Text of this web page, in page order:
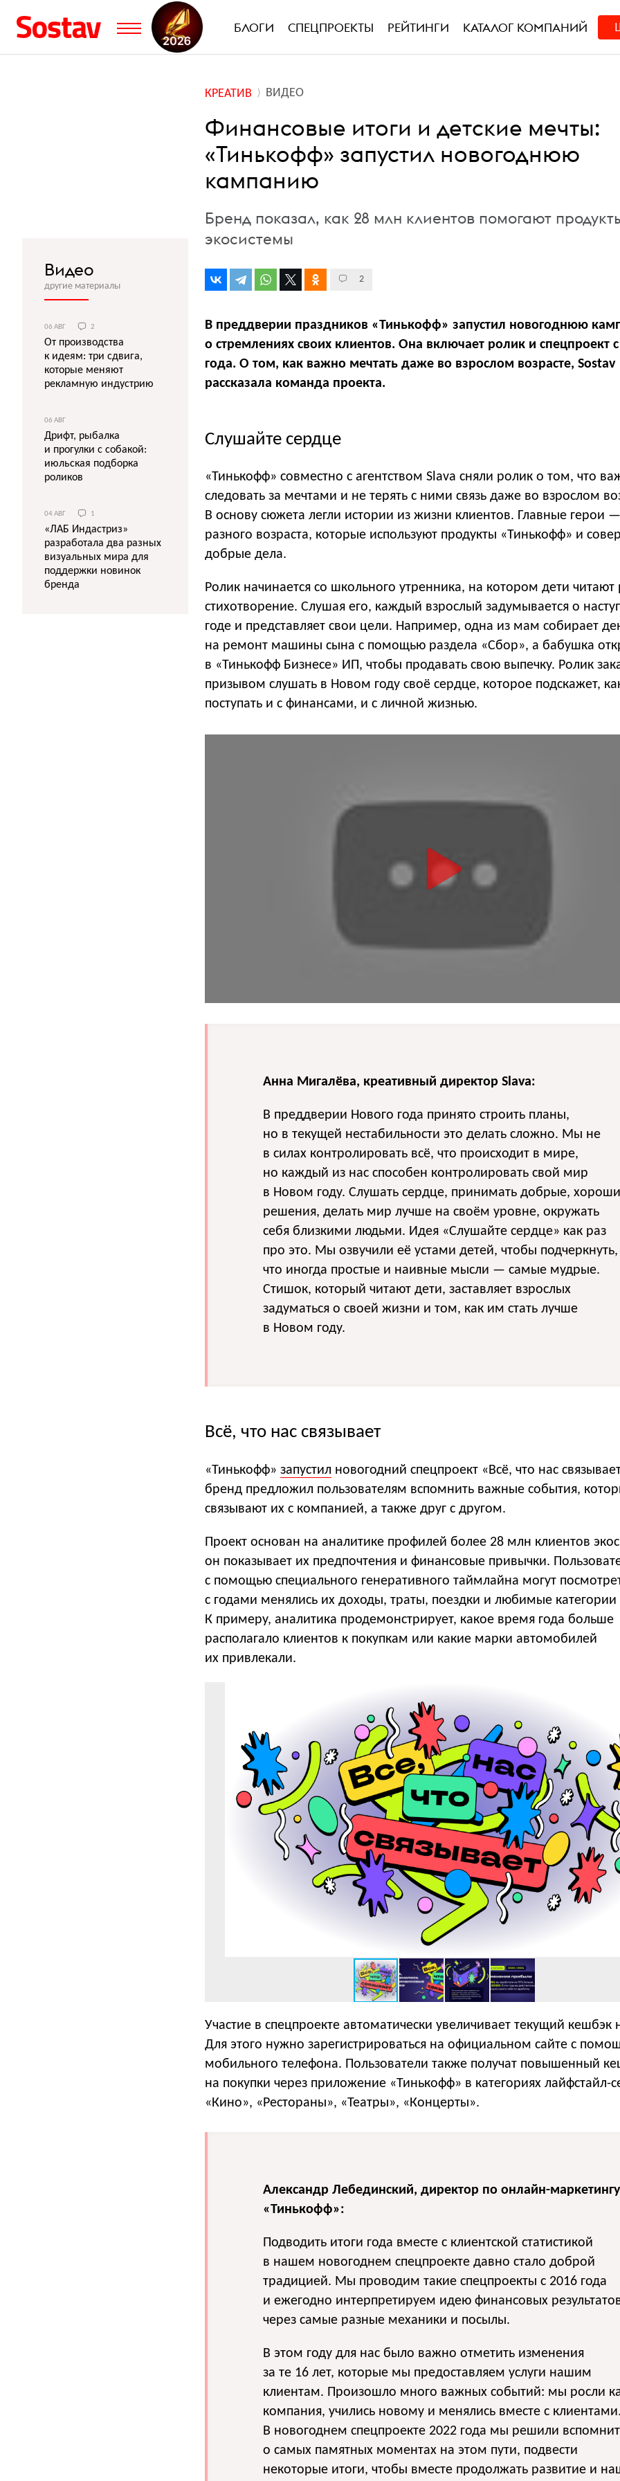
БЛОГИ СПЕЦПРОЕКТЫ РЕЙТИНГИ КАТАЛОГ КОМПАНИЙ
КРЕАТИВ ВИДЕО
Финансовые итоги и детские мечты:
«Тинькофф» запустил новогоднюю
кампанию
Бренд показал, как 28 млн клиентов помогают
экосистемы
2
В преддверии праздников «Тинькофф» запустил новогоднюю
о стремлениях своих клиентов. Она включает ролик и спецпроект
года. О том, как важно мечтать даже во взрослом возрасте, Sostav
рассказала команда проекта.
Слушайте сердце
«Тинькофф» совместно с агентством Slava сняли ролик о том, что
следовать за мечтами и не терять с ними связь даже во взрослом
В основу сюжета легли истории из жизни клиентов. Главные герои
разного возраста, которые используют продукты «Тинькофф» и
добрые дела.
Ролик начинается со школьного утренника, на котором дети
стихотворение. Слушая его, каждый взрослый задумывается о
годе и представляет свои цели. Например, одна из мам собирает
на ремонт машины сына с помощью раздела «Сбор», а бабушка
в «Тинькофф Бизнесе» ИП, чтобы продавать свою выпечку. Ролик
призывом слушать в Новом году своё сердце, которое подскажет,
поступать и с финансами, и с личной жизнью.
Анна Мигалёва, креативный директор Slava:
В преддверии Нового года принято строить планы,
но в текущей нестабильности это делать сложно. Мы не
в силах контролировать всё, что происходит в мире,
но каждый из нас способен контролировать свой мир
в Новом году. Слушать сердце, принимать добрые,
решения, делать мир лучше на своём уровне, окружать
себя близкими людьми. Идея «Слушайте сердце» как раз
про это. Мы озвучили её устами детей, чтобы подчеркнуть,
что иногда простые и наивные мысли — самые мудрые.
Стишок, который читают дети, заставляет взрослых
задуматься о своей жизни и том, как им стать лучше
в Новом году.
Всё, что нас связывает
«Тинькофф» запустил новогодний спецпроект «Всё, что нас
бренд предложил пользователям вспомнить важные события,
связывают их с компанией, а также друг с другом.
Проект основан на аналитике профилей более 28 млн клиентов
он показывает их предпочтения и финансовые привычки.
с помощью специального генеративного таймлайна могут
с годами менялись их доходы, траты, поездки и любимые
К примеру, аналитика продемонстрирует, какое время года больше
располагало клиентов к покупкам или какие марки автомобилей
их привлекали.
Участие в спецпроекте автоматически увеличивает текущий кешбэк
Для этого нужно зарегистрироваться на официальном сайте с
мобильного телефона. Пользователи также получат повышенный
на покупки через приложение «Тинькофф» в категориях лайфстайл-
«Кино», «Рестораны», «Театры», «Концерты».
Александр Лебединский, директор по онлайн-маркетингу
«Тинькофф»:
Подводить итоги года вместе с клиентской статистикой
в нашем новогоднем спецпроекте давно стало доброй
традицией. Мы проводим такие спецпроекты с 2016 года
и ежегодно интерпретируем идею финансовых
через самые разные механики и посылы.
В этом году для нас было важно отметить изменения
за те 16 лет, которые мы предоставляем услуги нашим
клиентам. Произошло много важных событий: мы росли
компания, учились новому и менялись вместе с
В новогоднем спецпроекте 2022 года мы решили
о самых памятных моментах на этом пути, подвести
некоторые итоги, чтобы вместе продолжать развитие и
Видео
другие материалы
06 АВГ 2
От производства
к идеям: три сдвига,
которые меняют
рекламную индустрию
06 АВГ
Дрифт, рыбалка
и прогулки с собакой:
июльская подборка
роликов
04 АВГ 1
«ЛАБ Индастриз»
разработала два разных
визуальных мира для
поддержки новинок
бренда